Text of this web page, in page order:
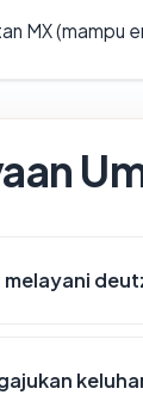
MX (mampu
melayani